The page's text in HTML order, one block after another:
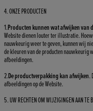
4. ONZE PRODUCTEN
1.Producten kunnen wat afwijken van
Website dienen louter ter illustratie.
nauwkeurig weer te geven, kunnen wij
de kleuren van de producten nauwkeurig
afbeeldingen.
2.De productverpakking kan afwijken.
afbeeldingen op de Website.
5. UW RECHTEN OM WIJZIGINGEN AAN TE